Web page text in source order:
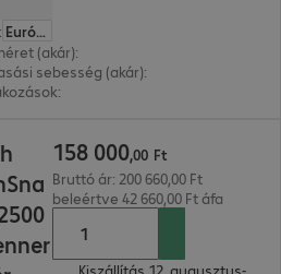
:
Európa
(akár):
sebesség (akár):
:
158 000,00 Ft
Bruttó ár: 200 660,00 Ft
beleértve 42 660,00 Ft áfa
Kiszállítás 12. augusztus-